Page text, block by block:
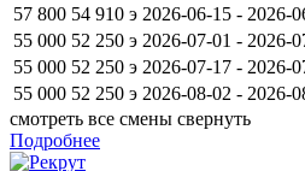
57 800 54 910 э 2026-06-15 - 2026-
55 000 52 250 э 2026-07-01 - 2026-
55 000 52 250 э 2026-07-17 - 2026-
55 000 52 250 э 2026-08-02 - 2026-
смотреть все смены свернуть
Подробнее